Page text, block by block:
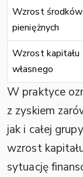
Wzrost środków
pieniężnych
Wzrost kapitału
własnego
W praktyce
z zyskiem
jak i całej
wzrost
sytuację